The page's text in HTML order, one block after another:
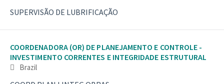
SUPERVISÃO DE LUBRIFICAÇÃO
COORDENADORA (OR) DE PLANEJAMENTO E CONTROLE -
INVESTIMENTO CORRENTES E INTEGRIDADE ESTRUTURAL
Brazil